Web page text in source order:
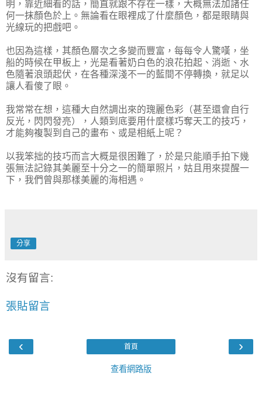
明，靠近細看的話，簡直就跟不存在一樣，大概無法加諸任
何一抹顏色於上。無論看在眼裡成了什麼顏色，都是眼睛與
光線玩的把戲吧。
也因為這樣，其顏色層次之多變而豐富，每每令人驚嘆，坐
船的時候在甲板上，光是看著奶白色的浪花拍起、消逝、水
色隨著浪頭起伏，在各種深淺不一的藍間不停轉換，就足以
讓人看傻了眼。
我常常在想，這種大自然調出來的瑰麗色彩（甚至還會自行
反光，閃閃發亮），人類到底要用什麼樣巧奪天工的技巧，
才能夠複製到自己的畫布、或是相紙上呢？
以我笨拙的技巧而言大概是很困難了，於是只能順手拍下幾
張無法記錄其美麗至十分之一的簡單照片，姑且用來提醒一
下，我們曾與那樣美麗的海相遇。
分享
沒有留言:
張貼留言
‹ ›
首頁
查看網路版